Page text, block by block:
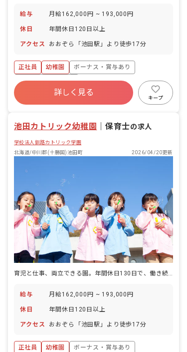
給与 月給162,000円 ~ 193,000円
休日 年間休日120日以上
アクセス おおぞら「池田駅」より徒歩17分
正社員 幼稚園
ボーナス・賞与あり
年間休日120日以上
寮・住宅・家賃補助あり
社会保険完備
産休育休制度
詳しく見る
キープ
池田カトリック幼稚園 ｜保育士の求人
学校法人釧路カトリック学園
北海道/中川郡(十勝国)池田町
2026/04/20更新
給与 月給162,000円 ~ 193,000円
休日 年間休日120日以上
アクセス おおぞら「池田駅」より徒歩17分
正社員 幼稚園
ボーナス・賞与あり